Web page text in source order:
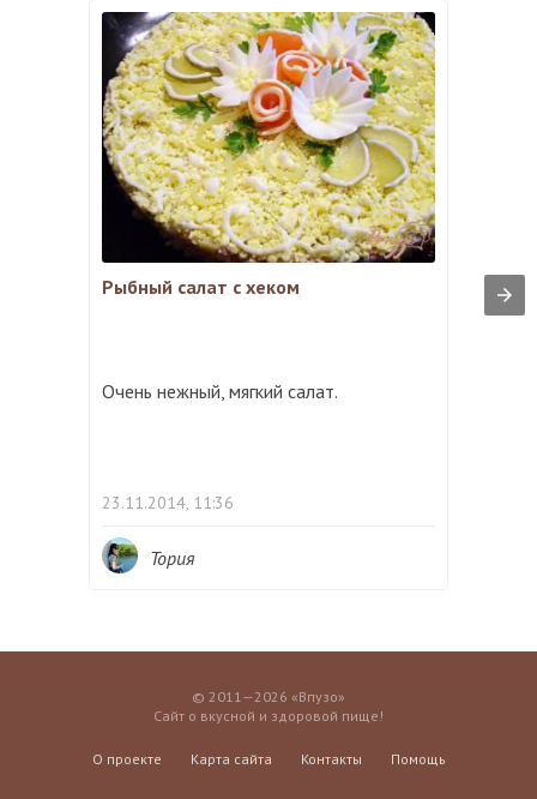
Рыбный салат с хеком
Очень нежный, мягкий салат.
23.11.2014, 11:36
Тория
© 2011—2026 «Впузо»
Сайт о вкусной и здоровой пище!
О проекте Карта сайта Контакты Помощь